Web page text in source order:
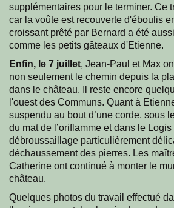
supplémentaires pour le terminer. Ce
car la voûte est recouverte d'éboulis
croissant prêté par Bernard a été
comme les petits gâteaux d'Etienne.
Enfin, le 7 juillet, Jean-Paul et Max
non seulement le chemin depuis la
dans le château. Il reste encore
l'ouest des Communs. Quant à
suspendu au bout d’une corde, sous
du mat de l’oriflamme et dans le
débroussaillage particulièrement
déchaussement des pierres. Les
Catherine ont continué à monter le
château.
Quelques photos du travail effectué